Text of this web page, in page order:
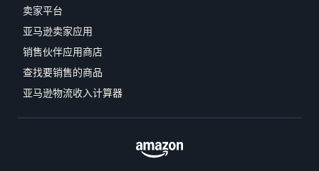
卖家平台
亚马逊卖家应用
销售伙伴应用商店
查找要销售的商品
亚马逊物流收入计算器